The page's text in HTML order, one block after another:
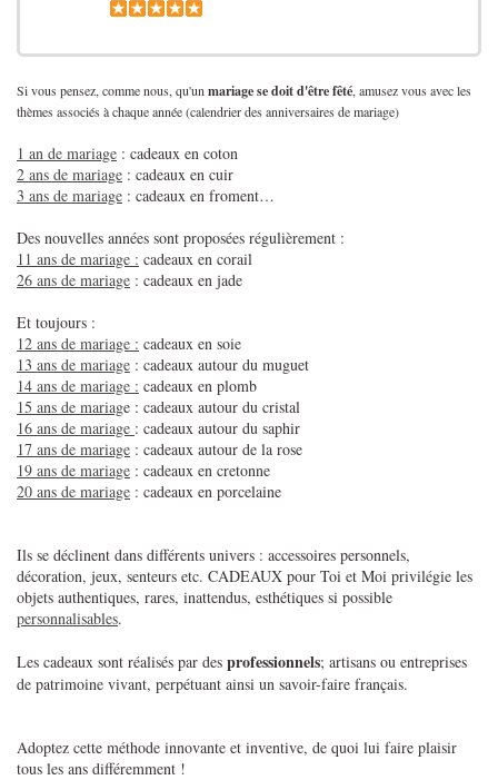
Si vous pensez, comme nous, qu'unmariage se doit d'être fêté, amusez vous avec les
thèmes associés à chaque année (calendrier des anniversaires de mariage)
1 an de mariage : cadeaux en coton
2 ans de mariage : cadeaux en cuir
3 ans de mariage : cadeaux en froment…
Des nouvelles années sont proposées régulièrement :
11 ans de mariage : cadeaux en corail
26 ans de mariage : cadeaux en jade
Et toujours :
12 ans de mariage : cadeaux en soie
13 ans de mariage : cadeaux autour du muguet
14 ans de mariage : cadeaux en plomb
15 ans de mariage : cadeaux autour du cristal
16 ans de mariage : cadeaux autour du saphir
17 ans de mariage : cadeaux autour de la rose
19 ans de mariage : cadeaux en cretonne
20 ans de mariage : cadeaux en porcelaine
Ils se déclinent dans différents univers : accessoires personnels,
décoration, jeux, senteurs etc. CADEAUX pour Toi et Moi privilégie les
objets authentiques, rares, inattendus, esthétiques si possible
personnalisables.
Les cadeaux sont réalisés par des professionnels; artisans ou entreprises
de patrimoine vivant, perpétuant ainsi un savoir-faire français.
Adoptez cette méthode innovante et inventive, de quoi lui faire plaisir
tous les ans différemment !